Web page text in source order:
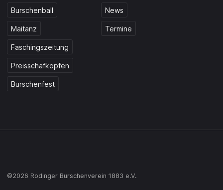
Burschenball
Maitanz
Faschingszeitung
Preisschafkopfen
Burschenfest
News
Termine
©2026 Rodinger Burschenverein 1883 e.V.